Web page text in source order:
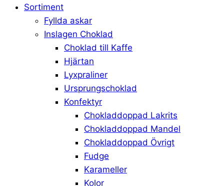
search
Sortiment
Fyllda askar
Inslagen Choklad
Choklad till Kaffe
Hjärtan
Lyxpraliner
Ursprungschoklad
Konfektyr
Chokladdoppad Lakrits
Chokladdoppad Mandel
Chokladdoppad Övrigt
Fudge
Karameller
Kolor